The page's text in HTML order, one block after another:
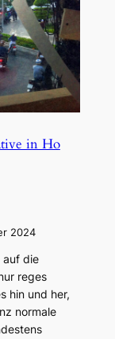
in Ho
2024
auf die
reges
hin und her,
normale